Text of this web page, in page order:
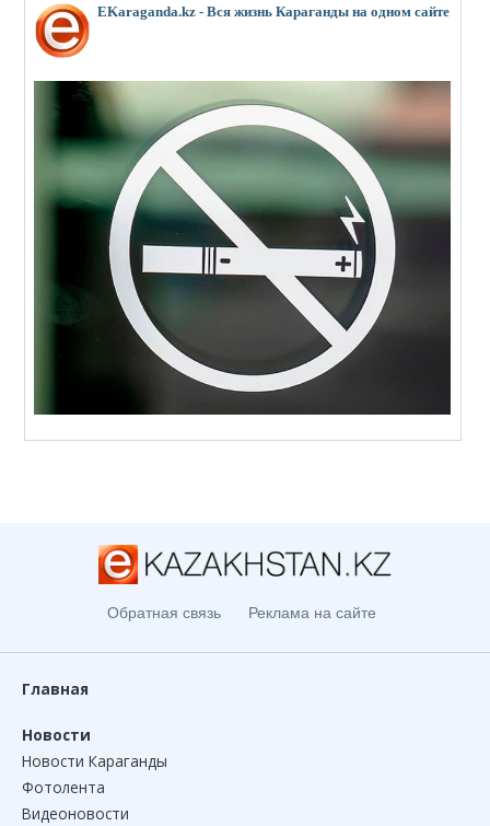
EKaraganda.kz - Вся жизнь Караганды на одном сайте
Обратная связь Реклама на сайте
Главная
Новости
Новости Караганды
Фотолента
Видеоновости